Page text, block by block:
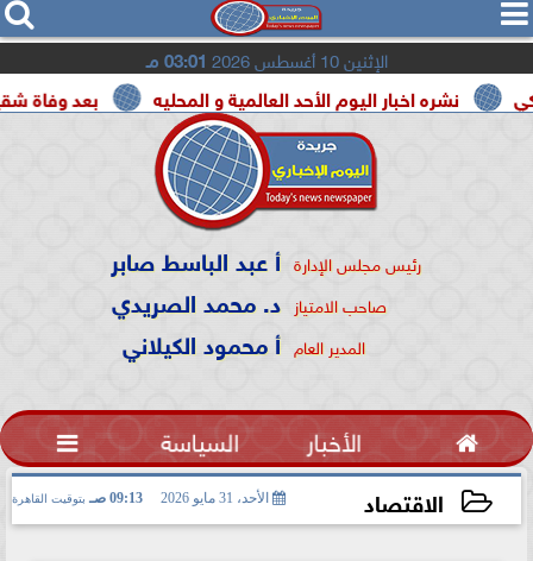
  
الإثنين 10 أغسطس 2026 03:01 مـ
بعد وفاة شقيقه اخبار اليوم الأحد العالمية و المحليه
رئيس مجلس الإدارة أ عبد الباسط صابر
صاحب الامتياز د. محمد الصريدي
المدير العام أ محمود الكيلاني
 الأخبار السياسة 
الاقتصاد الأحد، 31 مايو 2026 09:13 صـ بتوقيت القاهرة